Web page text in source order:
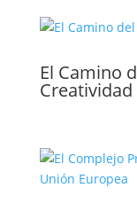
El Camino
Creatividad